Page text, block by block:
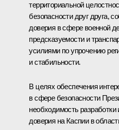
территориальной
безопасности друг друга,
доверия в сфере военной
предсказуемости и
усилиями по упрочению
и стабильности.
В целях обеспечения
в сфере безопасности
необходимость
доверия на Каспии в